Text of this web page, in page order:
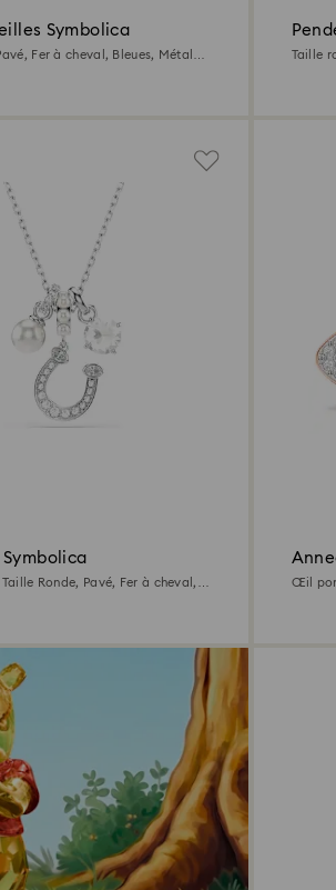
Symbolica
Fer à cheval, Bleues, Métal
Taille
Ronde, Pavé, Fer à cheval,
Œil